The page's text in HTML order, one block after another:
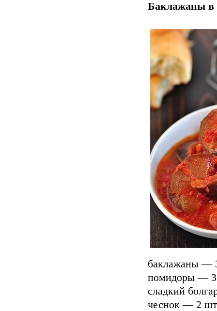
Баклажаны в
баклажаны —
помидоры — 3
сладкий
чеснок — 2 шт